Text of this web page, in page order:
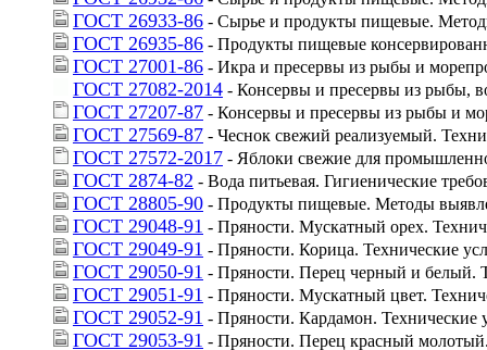
ГОСТ 26933-86 - Сырье и продукты пищевые.
ГОСТ 26935-86 - Продукты пищевые
ГОСТ 27001-86 - Икра и пресервы из рыбы и
ГОСТ 27082-2014 - Консервы и пресервы из рыбы,
ГОСТ 27207-87 - Консервы и пресервы из рыбы и
ГОСТ 27569-87 - Чеснок свежий реализуемый.
ГОСТ 27572-2017 - Яблоки свежие для
ГОСТ 2874-82 - Вода питьевая. Гигиенические
ГОСТ 28805-90 - Продукты пищевые. Методы
ГОСТ 29048-91 - Пряности. Мускатный орех.
ГОСТ 29049-91 - Пряности. Корица. Технические
ГОСТ 29050-91 - Пряности. Перец черный и белый.
ГОСТ 29051-91 - Пряности. Мускатный цвет.
ГОСТ 29052-91 - Пряности. Кардамон. Технические
ГОСТ 29053-91 - Пряности. Перец красный